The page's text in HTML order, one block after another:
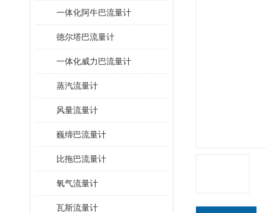
一体化阿牛巴流量计
德尔塔巴流量计
一体化威力巴流量计
蒸汽流量计
风量流量计
巍缔巴流量计
比拖巴流量计
氧气流量计
瓦斯流量计